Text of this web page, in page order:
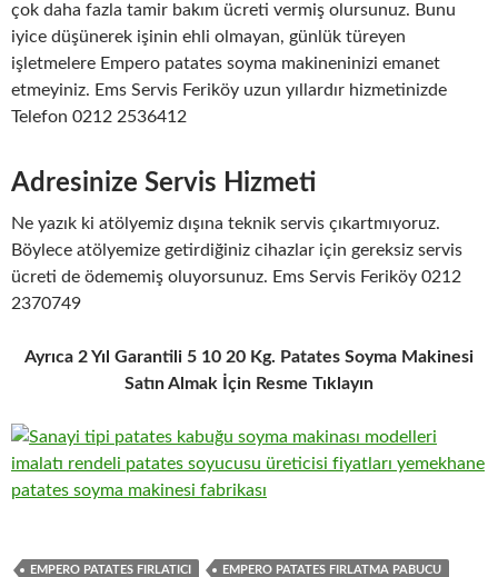
çok daha fazla tamir bakım ücreti vermiş olursunuz. Bunu
iyice düşünerek işinin ehli olmayan, günlük türeyen
işletmelere Empero patates soyma makineninizi emanet
etmeyiniz. Ems Servis Feriköy uzun yıllardır hizmetinizde
Telefon 0212 2536412
Adresinize Servis Hizmeti
Ne yazık ki atölyemiz dışına teknik servis çıkartmıyoruz.
Böylece atölyemize getirdiğiniz cihazlar için gereksiz servis
ücreti de ödememiş oluyorsunuz. Ems Servis Feriköy 0212
2370749
Ayrıca 2 Yıl Garantili 5 10 20 Kg. Patates Soyma Makinesi
Satın Almak İçin Resme Tıklayın
EMPERO PATATES FIRLATICI EMPERO PATATES FIRLATMA PABUCU